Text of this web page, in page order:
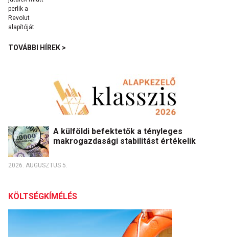
TOVÁBBI HÍREK >
A külföldi befektetők a tényleges
makrogazdasági stabilitást értékelik
2026. AUGUSZTUS 5.
KÖLTSÉGKÍMÉLÉS